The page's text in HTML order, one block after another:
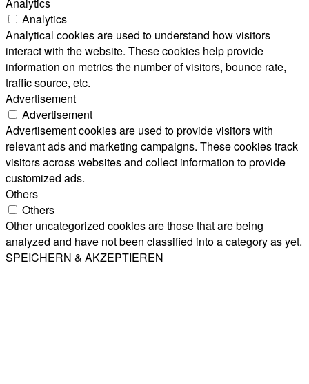
Analytics
Analytical cookies are used to understand how visitors
interact with the website. These cookies help provide
information on metrics the number of visitors, bounce rate,
traffic source, etc.
Advertisement
Advertisement
Advertisement cookies are used to provide visitors with
relevant ads and marketing campaigns. These cookies track
visitors across websites and collect information to provide
customized ads.
Others
Others
Other uncategorized cookies are those that are being
analyzed and have not been classified into a category as yet.
SPEICHERN & AKZEPTIEREN